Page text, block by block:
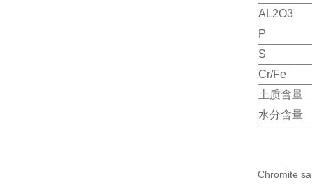
AL2O3
P
S
Cr/Fe
土质含量
水分含量
Chromite